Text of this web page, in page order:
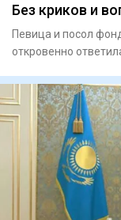
Без криков и
Певица и посол
откровенно